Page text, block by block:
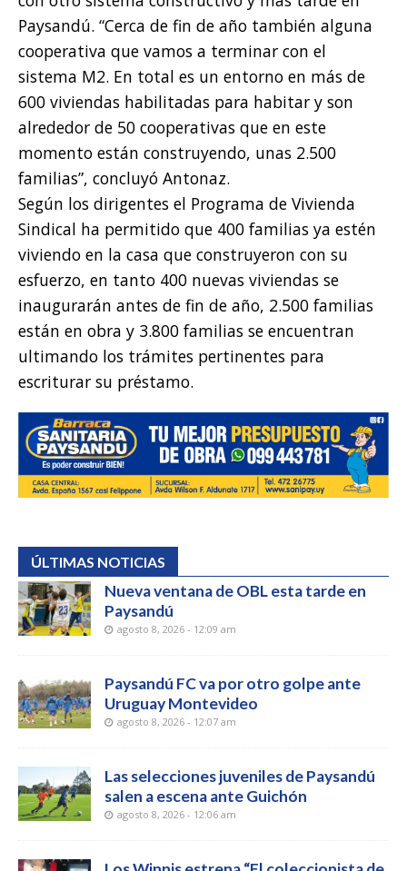
Paysandú. “Cerca de fin de año también alguna
cooperativa que vamos a terminar con el
sistema M2. En total es un entorno en más de
600 viviendas habilitadas para habitar y son
alrededor de 50 cooperativas que en este
momento están construyendo, unas 2.500
familias”, concluyó Antonaz.
Según los dirigentes el Programa de Vivienda
Sindical ha permitido que 400 familias ya estén
viviendo en la casa que construyeron con su
esfuerzo, en tanto 400 nuevas viviendas se
inaugurarán antes de fin de año, 2.500 familias
están en obra y 3.800 familias se encuentran
ultimando los trámites pertinentes para
escriturar su préstamo.
ÚLTIMAS NOTICIAS
Nueva ventana de OBL esta tarde en
Paysandú
agosto 8, 2026 - 12:09 am
Paysandú FC va por otro golpe ante
Uruguay Montevideo
agosto 8, 2026 - 12:07 am
Las selecciones juveniles de Paysandú
salen a escena ante Guichón
agosto 8, 2026 - 12:06 am